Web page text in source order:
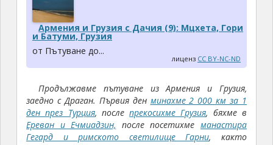
Армения и Грузия с Дачия (9): Мцхета, Гори
и Батуми, Грузия
от Пътуване до...
лиценз CC BY-NC-ND
Продължавме пътуване из Армения и Грузия,
заедно с Драган. Първия ден минахме 2 000 км за 1
ден през Турция, послепрекосихме Грузия, бяхме в
Ереван и Ечмиадзин, после посетихмеманастира
Гегард и римското светилище Гарни, както